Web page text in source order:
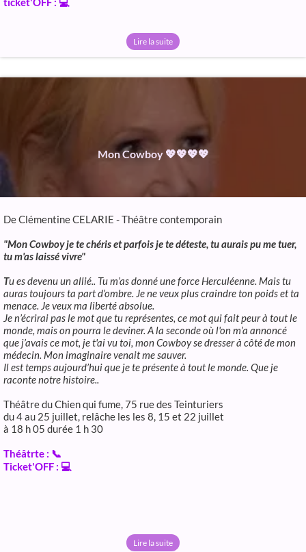
Lire la suite
Mon Cowboy 💖💖💖💖
De Clémentine CELARIE - Théâtre contemporain
"Mon Cowboy je te chéris et parfois je te déteste, tu aurais pu me tuer,
tu m'as laissé vivre"
Tu es devenu un allié.. Tu m’as donné une force Herculéenne. Mais tu
auras toujours ta part d’ombre. Je ne veux plus craindre ton poids et ta
menace. Je veux ma liberté absolue.
Je n’écrirai pas le mot que tu représentes, ce mot qui fait peur à tout le
monde, mais on pourra le deviner. A la seconde où l'on m’a annoncé
que j’avais ce mot, je t'ai vu toi, mon Cowboy se dresser à côté de mon
médecin. Mon imaginaire venait me sauver.
Il est temps aujourd’hui que je te présente à tout le monde. Que je
raconte notre histoire..
Théâtre du Chien qui fume, 75 rue des Teinturiers
du 4 au 25 juillet, relâche les les 8, 15 et 22 juillet
à 18 h 05 durée 1 h 30
Théâtrte : 📞
Ticket'OFF : 💻
Lire la suite